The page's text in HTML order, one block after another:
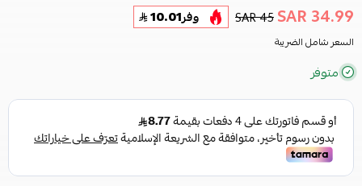
34.99 SAR
45 SAR وفر10.01
السعر شامل الضريبة
متوفر